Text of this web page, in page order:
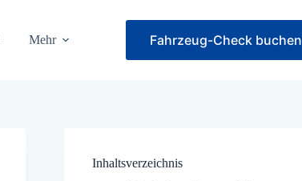
Mehr Fahrzeug-Check buchen
Inhaltsverzeichnis